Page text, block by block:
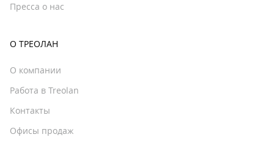
Пресса о нас
О ТРЕОЛАН
О компании
Работа в Treolan
Контакты
Офисы продаж